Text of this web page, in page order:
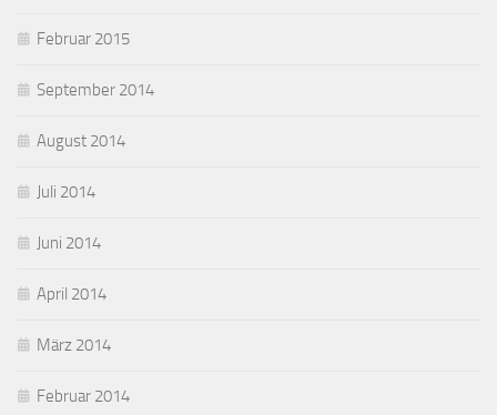
Februar 2015
September 2014
August 2014
Juli 2014
Juni 2014
April 2014
März 2014
Februar 2014